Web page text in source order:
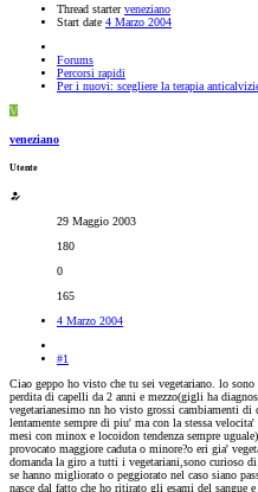
Thread starter veneziano
Start date 4 Marzo 2004
Forums
Percorsi rapidi
Per i nuovi: scegliere la terapia
V
veneziano
Utente
29 Maggio 2003
180
0
165
4 Marzo 2004
#1
Ciao geppo ho visto che tu sei vegetariano. lo
perdita di capelli da 2 anni e mezzo(gigli ha
vegetarianesimo nn ho visto grossi cambiamenti
lentamente sempre di piu' ma con la stessa
mesi con minox e locoidon tendenza sempre
provocato maggiore caduta o minore?o eri gia'
domanda la giro a tutti i vegetariani,sono curioso
se hanno migliorato o peggiorato nel caso siano
nasce dal fatto che ho ritirato gli esami del sangue